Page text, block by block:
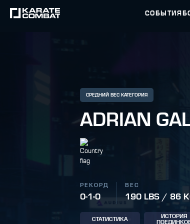
СОБЫТИЯ
СРЕДНИЙ ВЕС КАТЕГОРИЯ
ADRIAN
РЕКОРД
0-1-0
ВЕС
190 LBS / 86
СТАТИСТИКА
ИСТОРИЯ